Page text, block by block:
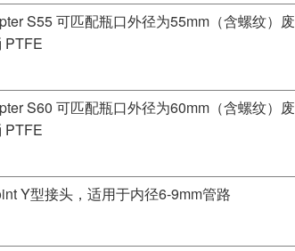
S55 可匹配瓶口外径为55mm（含螺纹）废
PTFE
S60 可匹配瓶口外径为60mm（含螺纹）废
PTFE
Y型接头，适用于内径6-9mm管路